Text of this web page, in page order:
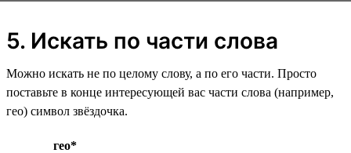
5. Искать по части слова
Можно искать не по целому слову, а по его части. Просто
поставьте в конце интересующей вас части слова (например,
гео) символ звёздочка.
гео*